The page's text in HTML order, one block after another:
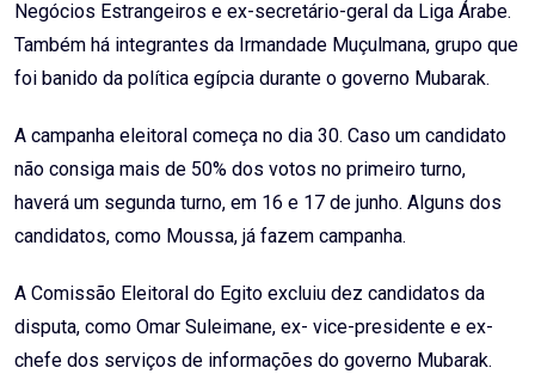
Negócios Estrangeiros e ex-secretário-geral da Liga Árabe.
Também há integrantes da Irmandade Muçulmana, grupo que
foi banido da política egípcia durante o governo Mubarak.
A campanha eleitoral começa no dia 30. Caso um candidato
não consiga mais de 50% dos votos no primeiro turno,
haverá um segunda turno, em 16 e 17 de junho. Alguns dos
candidatos, como Moussa, já fazem campanha.
A Comissão Eleitoral do Egito excluiu dez candidatos da
disputa, como Omar Suleimane, ex- vice-presidente e ex-
chefe dos serviços de informações do governo Mubarak.